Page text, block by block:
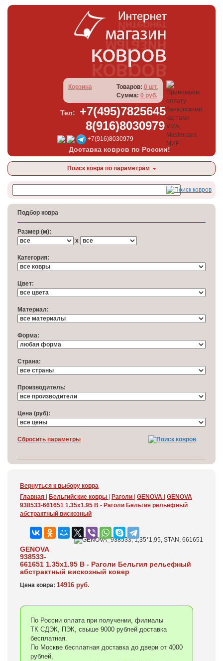
Корзина Товаров: 0 шт.
Сумма: 0 руб.
Тел:
+7(495)7825645
8(916)8030979
+7(916)8030979
Доставка ковров по России!
Поиск ковра по параметрам
Подбор ковра
Размер (м):
x
Категория:
Цвет:
Материал:
Форма:
Cтрана:
Производитель:
Цена (руб):
Cбросить параметры
Вернуться к выбору ковра
Главная
Бельгийские ковры Раголи GENOVA
GENOVA
938533-661651 1.35x1.95 В - Раголи Бельгия рельефный
абстрактный вискозный
GENOVA
938533-
661651 1.35x1.95 В - Раголи Бельгия рельефный
абстрактный вискозный ковер
Цена ковра: 14916 руб.
По России оплата при получении, филиалы
ТК СДЭК, ПЭК, свыше 9000 рублей доставка
бесплатная.
По Москве бесплатная доставка до двери от 4000
рублей,